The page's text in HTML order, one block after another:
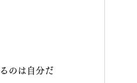
のは自分だ